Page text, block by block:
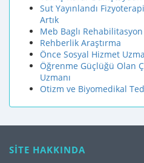
Sut Yayınlandı
Artık
Meb Baglı Rehabilitasyon
Rehberlik Araştırma
Önce Sosyal Hizmet
Öğrenme Güçlüğü Olan
Uzmanı
Otizm ve Biyomedikal
SİTE HAKKINDA